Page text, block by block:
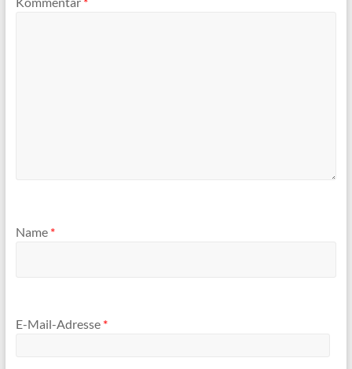
Name *
E-Mail-Adresse *